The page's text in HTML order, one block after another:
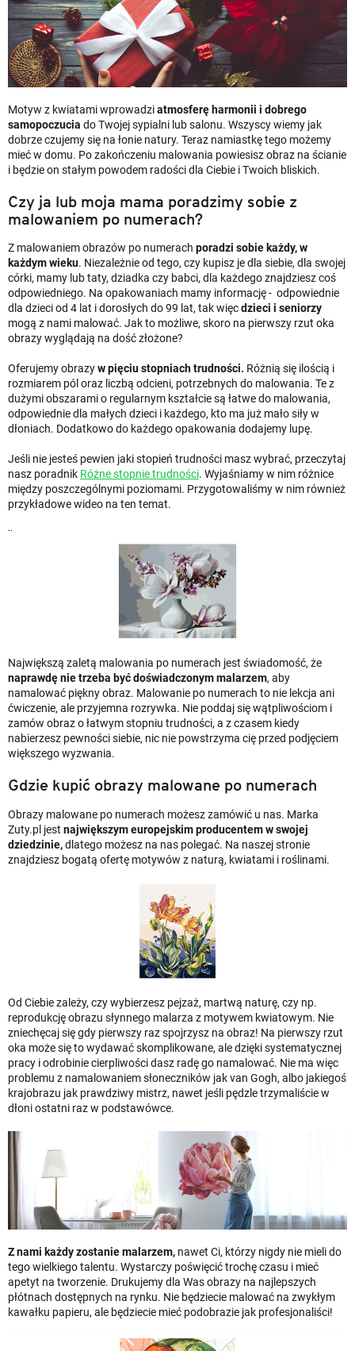
Motyw z kwiatami wprowadziatmosferę harmonii i dobrego
samopoczucia do Twojej sypialni lub salonu. Wszyscy wiemy jak
dobrze czujemy się na łonie natury. Teraz namiastkę tego możemy
mieć w domu. Po zakończeniu malowania powiesisz obraz na ścianie
i będzie on stałym powodem radości dla Ciebie i Twoich bliskich.
Czy ja lub moja mama poradzimy sobie z
malowaniem po numerach?
Z malowaniem obrazów po numerach poradzi sobie każdy, w
każdym wieku. Niezależnie od tego, czy kupisz je dla siebie, dla swojej
córki, mamy lub taty, dziadka czy babci, dla każdego znajdziesz coś
odpowiedniego. Na opakowaniach mamy informację - odpowiednie
dla dzieci od 4 lat i dorosłych do 99 lat, tak więcdzieci i seniorzy
mogą z nami malować. Jak to możliwe, skoro na pierwszy rzut oka
obrazy wyglądają na dość złożone?
Oferujemy obrazyw pięciu stopniach trudności. Różnią się ilością i
rozmiarem pól oraz liczbą odcieni, potrzebnych do malowania. Te z
dużymi obszarami o regularnym kształcie są łatwe do malowania,
odpowiednie dla małych dzieci i każdego, kto ma już mało siły w
dłoniach. Dodatkowo do każdego opakowania dodajemy lupę.
Jeśli nie jesteś pewien jaki stopień trudności masz wybrać, przeczytaj
nasz poradnik Różne stopnie trudności. Wyjaśniamy w nim różnice
między poszczególnymi poziomami. Przygotowaliśmy w nim również
przykładowe wideo na ten temat.
¨
Największą zaletą malowania po numerach jest świadomość, że
naprawdę nie trzeba być doświadczonym malarzem, aby
namalować piękny obraz. Malowanie po numerach to nie lekcja ani
ćwiczenie, ale przyjemna rozrywka. Nie poddaj się wątpliwościom i
zamów obraz o łatwym stopniu trudności, a z czasem kiedy
nabierzesz pewności siebie, nic nie powstrzyma cię przed podjęciem
większego wyzwania.
Gdzie kupić obrazy malowane po numerach
Obrazy malowane po numerach możesz zamówić u nas. Marka
Zuty.pl jest największym europejskim producentem w swojej
dziedzinie,dlatego możesz na nas polegać. Na naszej stronie
znajdziesz bogatą ofertę motywów z naturą, kwiatami i roślinami.
Od Ciebie zależy, czy wybierzesz pejzaż, martwą naturę, czy np.
reprodukcję obrazu słynnego malarza z motywem kwiatowym. Nie
zniechęcaj się gdy pierwszy raz spojrzysz na obraz! Na pierwszy rzut
oka może się to wydawać skomplikowane, ale dzięki systematycznej
pracy i odrobinie cierpliwości dasz radę go namalować. Nie ma więc
problemu z namalowaniem słoneczników jak van Gogh, albo jakiegoś
krajobrazu jak prawdziwy mistrz, nawet jeśli pędzle trzymaliście w
dłoni ostatni raz w podstawówce.
Z nami każdy zostanie malarzem, nawet Ci, którzy nigdy nie mieli do
tego wielkiego talentu. Wystarczy poświęcić trochę czasu i mieć
apetyt na tworzenie. Drukujemy dla Was obrazy na najlepszych
płótnach dostępnych na rynku. Nie będziecie malować na zwykłym
kawałku papieru, ale będziecie mieć podobrazie jak profesjonaliści!